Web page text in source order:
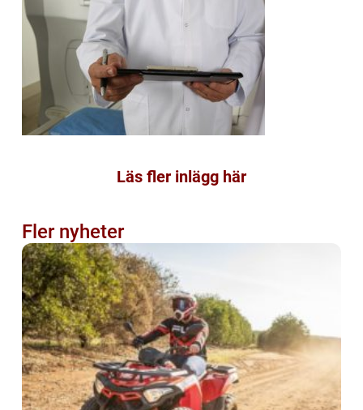
Läs fler inlägg här
Fler nyheter